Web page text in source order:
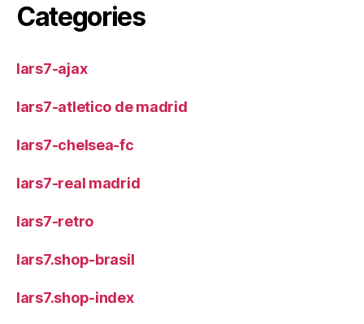
Categories
lars7-ajax
lars7-atletico de madrid
lars7-chelsea-fc
lars7-real madrid
lars7-retro
lars7.shop-brasil
lars7.shop-index